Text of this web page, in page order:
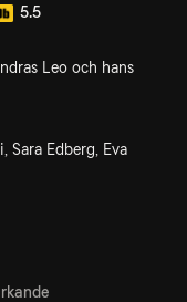
5.5
Leo och hans
Sara Edberg, Eva